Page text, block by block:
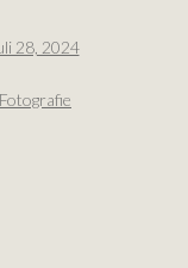
28, 2024
Fotografie